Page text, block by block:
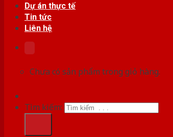
Dự án thực tế
Tin tức
Liên hệ
Chưa có sản phẩm trong giỏ hàng.
Tìm kiếm: